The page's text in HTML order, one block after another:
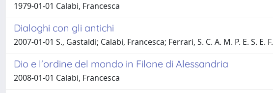
1979-01-01 Calabi, Francesca
Dialoghi con gli antichi
2007-01-01 S., Gastaldi; Calabi, Francesca; Ferrari, S. C. A. M. P. E. S. E. F.
Dio e l'ordine del mondo in Filone di Alessandria
2008-01-01 Calabi, Francesca